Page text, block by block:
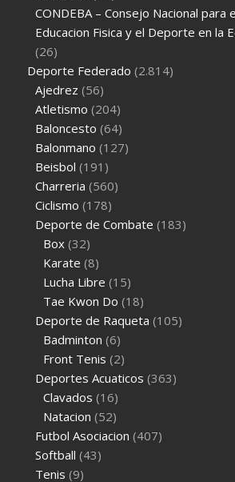
CONDEBA – Consejo Nacional para
Educacion Fisica y el Deporte en la
(26)
Deporte Federado (2.814)
Ajedrez (56)
Atletismo (204)
Baloncesto (64)
Balonmano (127)
Beisbol (191)
Charreria (560)
Ciclismo (178)
Deporte de Combate (183)
Box (32)
Karate (8)
Lucha Libre (15)
Tae Kwon Do (18)
Deporte de Raqueta (105)
Badminton (6)
Front Tenis (2)
Deportes Acuaticos (363)
Clavados (16)
Natacion (52)
Futbol Asociacion (407)
Softball (43)
Tenis (9)